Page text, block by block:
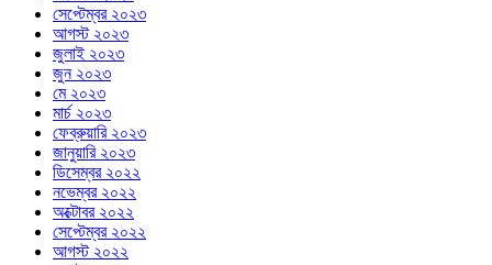
সেপ্টেম্বর ২০২৩
আগস্ট ২০২৩
জুলাই ২০২৩
জুন ২০২৩
মে ২০২৩
মার্চ ২০২৩
ফেব্রুয়ারি ২০২৩
জানুয়ারি ২০২৩
ডিসেম্বর ২০২২
নভেম্বর ২০২২
অক্টোবর ২০২২
সেপ্টেম্বর ২০২২
আগস্ট ২০২২